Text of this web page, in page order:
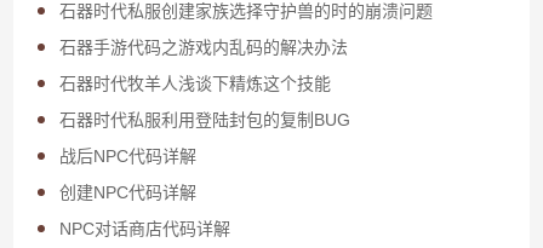
石器时代私服创建家族选择守护兽的时的崩溃问题
石器手游代码之游戏内乱码的解决办法
石器时代牧羊人浅谈下精炼这个技能
石器时代私服利用登陆封包的复制BUG
战后NPC代码详解
创建NPC代码详解
NPC对话商店代码详解